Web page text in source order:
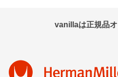
vanillaは正規品